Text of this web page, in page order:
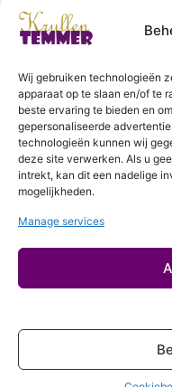
Wij gebruiken technologieën
apparaat op te slaan en/of te
beste ervaring te bieden en
gepersonaliseerde
technologieën kunnen wij
deze site verwerken. Als u
intrekt, kan dit een nadelige
mogelijkheden.
Manage services
Punter 10 02
8242 DC
0643996868
Maandag
Dinsdag
Woensdag